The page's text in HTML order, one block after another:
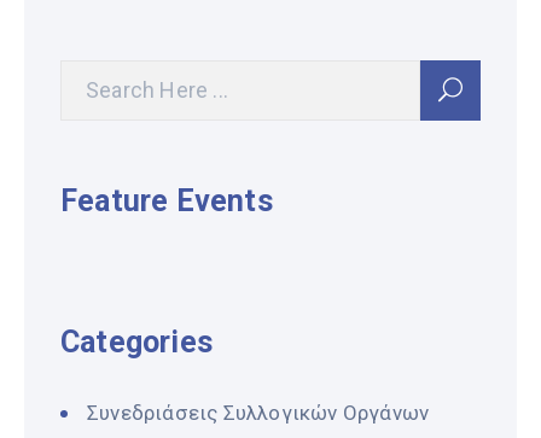
Feature Events
Categories
Συνεδριάσεις Συλλογικών Οργάνων